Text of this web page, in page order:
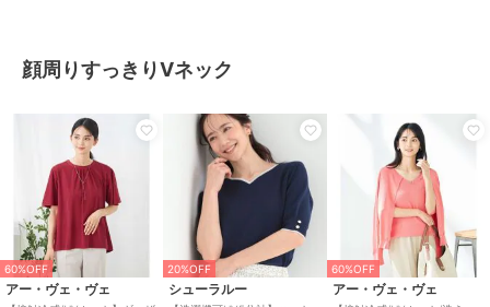
顔周りすっきりVネック
60%OFF
アー・ヴェ・ヴェ
20%OFF
シューラルー
60%OFF
アー・ヴェ・ヴェ